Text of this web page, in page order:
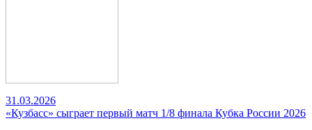
31.03.2026
«Кузбасс» сыграет первый матч 1/8 финала Кубка России 2026